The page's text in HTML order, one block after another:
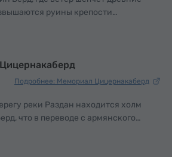
туфа теплых розовых оттенков,
руины крепости
колыбелью современного
могущественного царства и
важные торговые пути. Своим
событий, подобных
и первым Олимпийским играм
Подробнее: Мемориал Цицернакаберд
реки Раздан находится холм
что в переводе с армянского
ласточек». Согласно